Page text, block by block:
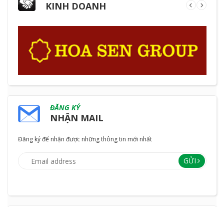
KINH DOANH
ĐĂNG KÝ
NHẬN MAIL
Đăng ký để nhận được những thông tin mới nhất
GỬI